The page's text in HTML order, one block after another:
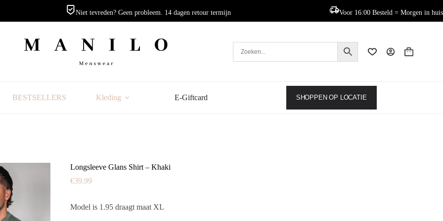
Niet tevreden? Geen probleem. 14 dagen retour termijn Voor 16:00 Besteld = Morgen in huis
BESTSELLERS Kleding E-Giftcard SHOPPEN OP LOCATIE
Longsleeve Glans Shirt – Khaki
€39.99
Model is 1.95 draagt maat XL